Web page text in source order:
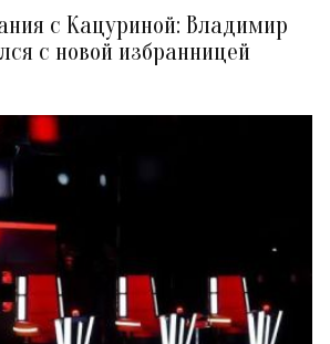
с Кацуриной: Владимир
с новой избранницей